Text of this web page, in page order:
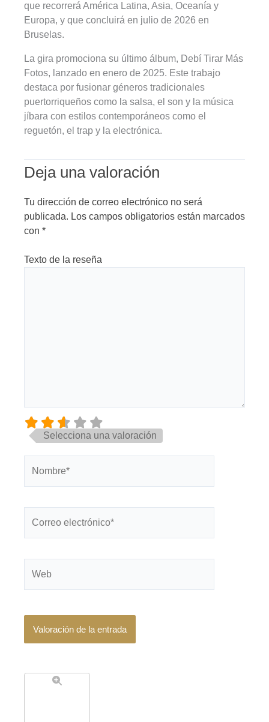
que recorrerá América Latina, Asia, Oceanía y
Europa, y que concluirá en julio de 2026 en
Bruselas.
La gira promociona su último álbum, Debí Tirar Más
Fotos, lanzado en enero de 2025. Este trabajo
destaca por fusionar géneros tradicionales
puertorriqueños como la salsa, el son y la música
jíbara con estilos contemporáneos como el
reguetón, el trap y la electrónica.
Deja una valoración
Tu dirección de correo electrónico no será
publicada. Los campos obligatorios están marcados
con *
Texto de la reseña
Selecciona una valoración
electrónico*